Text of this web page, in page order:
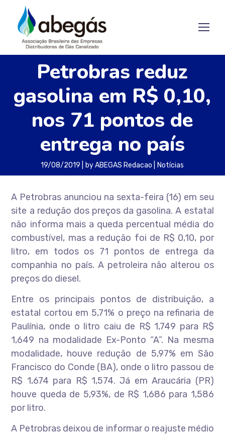
Petrobras reduz
gasolina em R$ 0,10,
nos 71 pontos de
entrega no país
19/08/2019 byABEGAS Redacao Notícias
A Petrobras anunciou na sexta-feira (16) em seu
site a redução dos preços da gasolina. A estatal
não informa mais a queda percentual média do
combustível, mas a redução foi de R$ 0,10, por
litro, em todos os 71 pontos de entrega da
companhia no país. A petroleira não alterou os
preços do diesel.
Entre os principais pontos de distribuição, a
estatal cortou em 5,71% o preço na refinaria de
Paulínia, onde o litro caiu de R$ 1,749 para R$
1,649 na modalidade Ex-Ponto “A”. Na mesma
modalidade, houve redução de 5,97% em São
Francisco do Conde (BA), onde o litro passou de
R$ 1,674 para R$ 1,574. Já em Araucária (PR)
houve queda de 5,93%, de R$ 1,686 para 1,586
por litro.
A Petrobras deixou de informar o reajuste médio